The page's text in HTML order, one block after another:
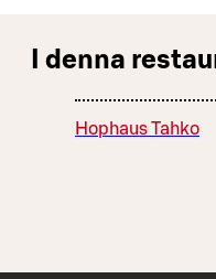
I denna
Hophaus Tahko